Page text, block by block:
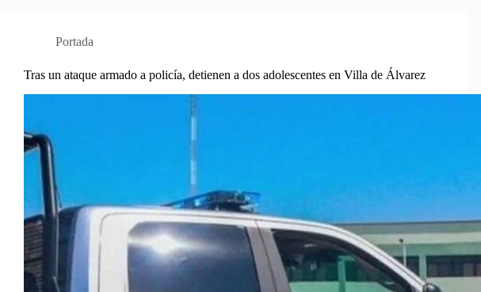
Portada
Tras un ataque armado a policía, detienen a dos adolescentes en Villa de Álvarez